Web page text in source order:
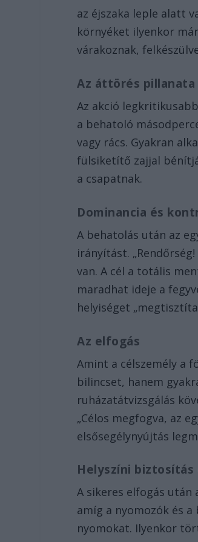
az éjszaka leple alatt
környéket ilyenkor
várakoznak,
Az áttörés pillanata
Az akció
a behatoló
vagy rács. Gyakran
fülsiketítő zajjal
a csapatnak.
Dominancia és
A behatolás után az
irányítást.
van. A cél a totális
maradhat ideje a
helyiséget
Az elfogás
Amint a célszemély a
bilincset, hanem
ruházatátvizsgálás
„Célos megfogva, az
elsősegélynyújtás
Helyszíni biztosítás
A sikeres elfogás után
amíg a nyomozók és
nyomokat. Ilyenkor